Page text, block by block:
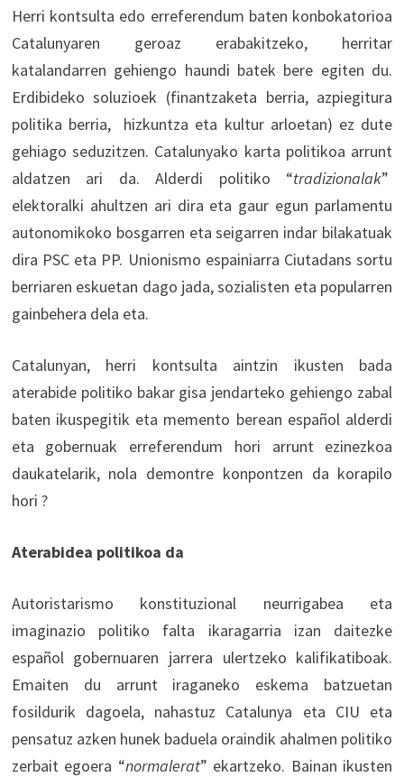
Herri kontsulta edo erreferendum baten konbokatorioa
Catalunyaren geroaz erabakitzeko, herritar
katalandarren gehiengo haundi batek bere egiten du.
Erdibideko soluzioek (finantzaketa berria, azpiegitura
politika berria, hizkuntza eta kultur arloetan) ez dute
gehiago seduzitzen. Catalunyako karta politikoa arrunt
aldatzen ari da. Alderdi politiko “tradizionalak”
elektoralki ahultzen ari dira eta gaur egun parlamentu
autonomikoko bosgarren eta seigarren indar bilakatuak
dira PSC eta PP. Unionismo espainiarra Ciutadans sortu
berriaren eskuetan dago jada, sozialisten eta popularren
gainbehera dela eta.
Catalunyan, herri kontsulta aintzin ikusten bada
aterabide politiko bakar gisa jendarteko gehiengo zabal
baten ikuspegitik eta memento berean español alderdi
eta gobernuak erreferendum hori arrunt ezinezkoa
daukatelarik, nola demontre konpontzen da korapilo
hori ?
Aterabidea politikoa da
Autoristarismo konstituzional neurrigabea eta
imaginazio politiko falta ikaragarria izan daitezke
español gobernuaren jarrera ulertzeko kalifikatiboak.
Emaiten du arrunt iraganeko eskema batzuetan
fosildurik dagoela, nahastuz Catalunya eta CIU eta
pensatuz azken hunek baduela oraindik ahalmen politiko
zerbait egoera “normalerat” ekartzeko. Bainan ikusten